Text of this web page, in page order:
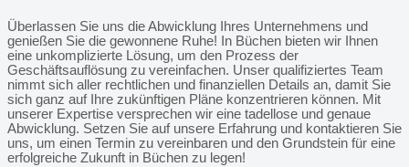
Überlassen Sie uns die Abwicklung Ihres Unternehmens und
genießen Sie die gewonnene Ruhe! In Büchen bieten wir Ihnen
eine unkomplizierte Lösung, um den Prozess der
Geschäftsauflösung zu vereinfachen. Unser qualifiziertes Team
nimmt sich aller rechtlichen und finanziellen Details an, damit Sie
sich ganz auf Ihre zukünftigen Pläne konzentrieren können. Mit
unserer Expertise versprechen wir eine tadellose und genaue
Abwicklung. Setzen Sie auf unsere Erfahrung und kontaktieren Sie
uns, um einen Termin zu vereinbaren und den Grundstein für eine
erfolgreiche Zukunft in Büchen zu legen!